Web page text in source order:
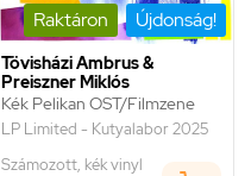
Raktáron Újdonság!
Tövisházi Ambrus &
Preiszner Miklós
Kék Pelikan OST/Filmzene
LP Limited - Kutyalabor 2025
Számozott, kék vinyl